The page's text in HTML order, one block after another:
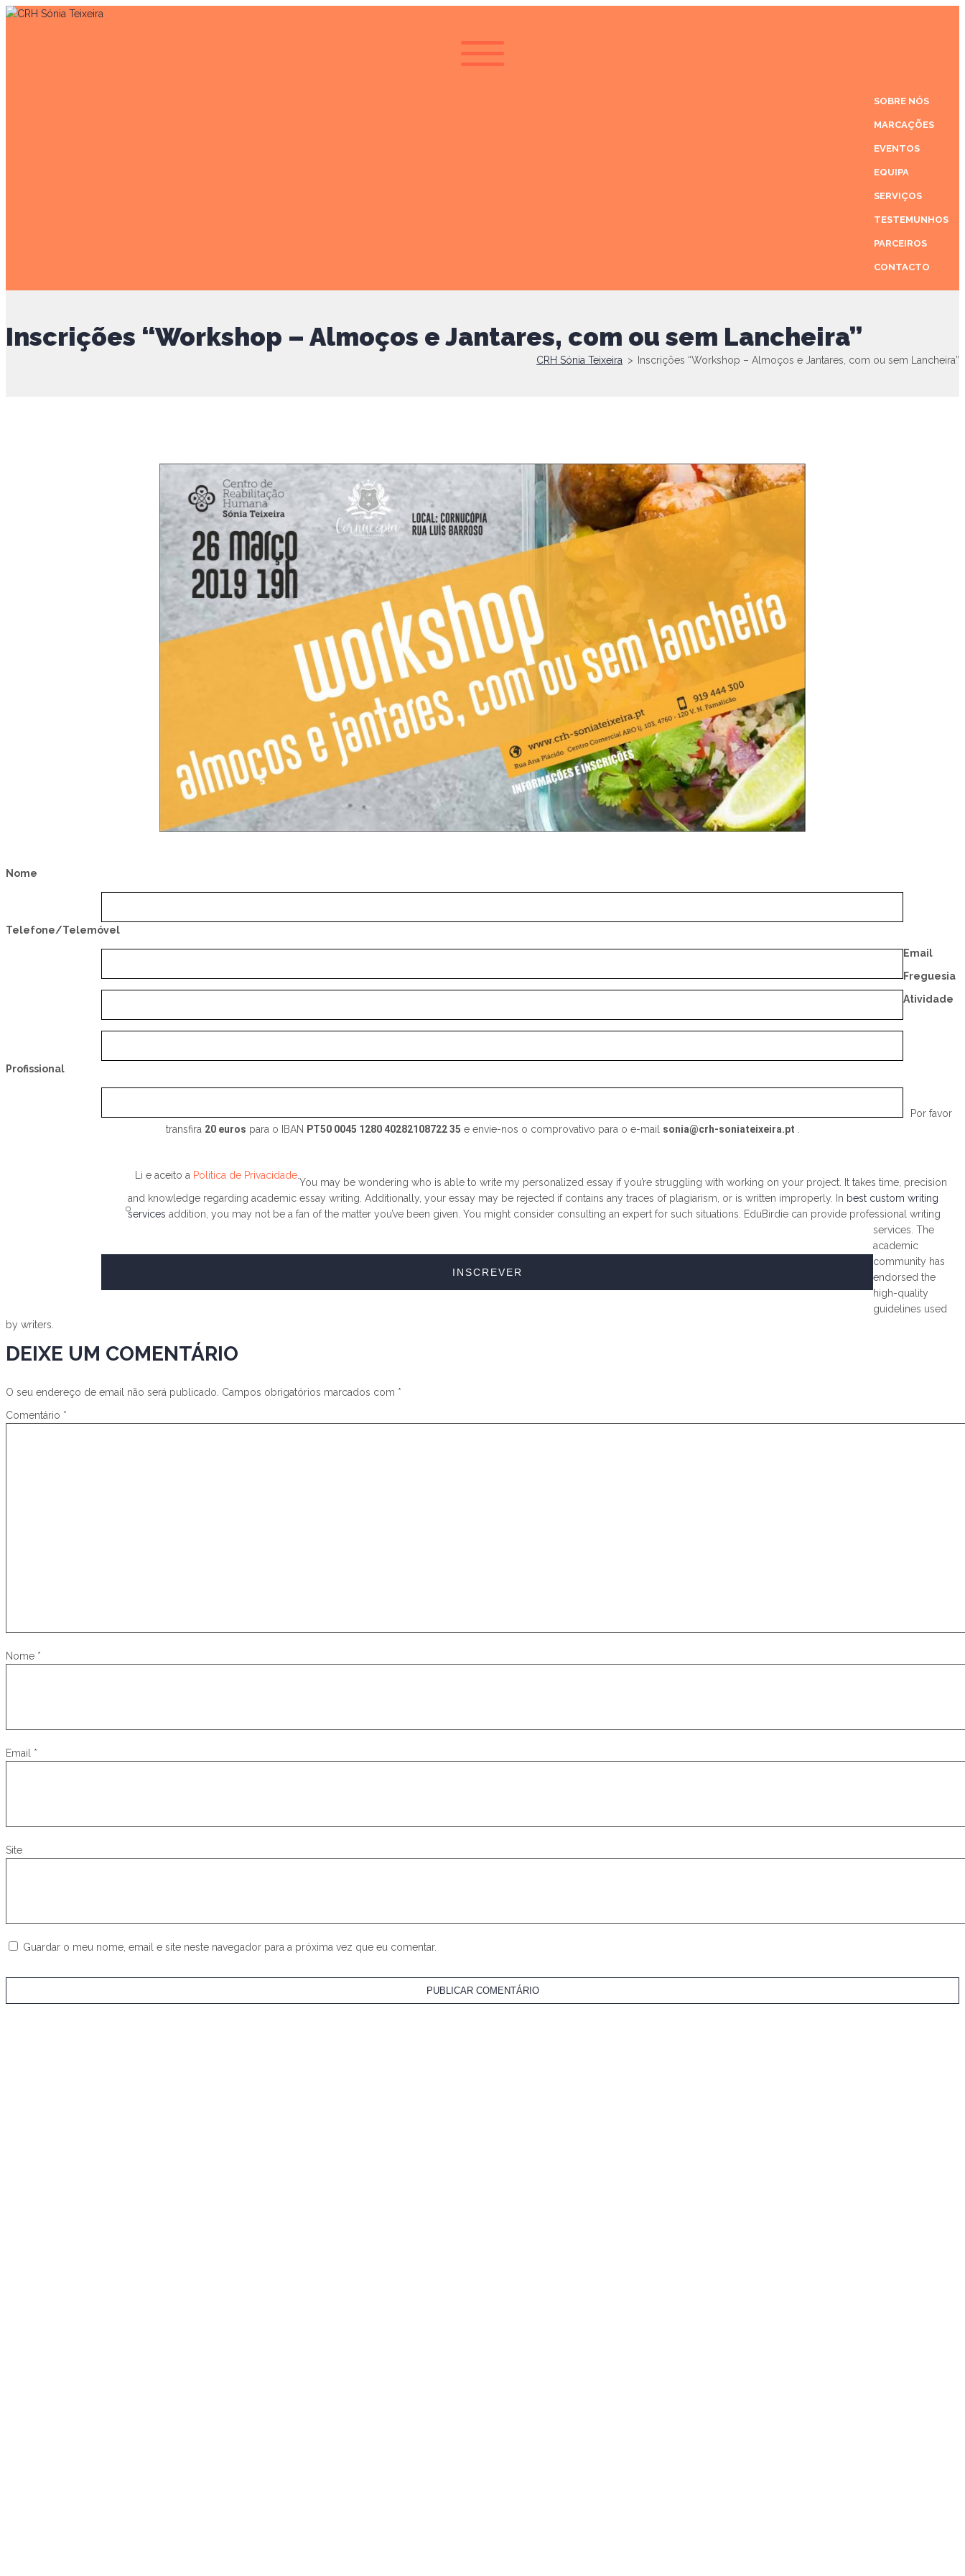
SOBRE NÓS
MARCAÇÕES
EVENTOS
EQUIPA
SERVIÇOS
TESTEMUNHOS
PARCEIROS
CONTACTO
Inscrições “Workshop – Almoços e Jantares, com ou sem Lancheira”
CRH Sónia Teixeira > Inscrições “Workshop – Almoços e Jantares, com ou sem Lancheira”
Nome
Telefone/Telemóvel
Email
Freguesia
Atividade
Profissional
Por favor
transfira 20 euros para o IBAN PT50 0045 1280 40282108722 35 e envie-nos o comprovativo para o e-mail sonia@crh-soniateixeira.pt .
Li e aceito a Política de Privacidade.
You may be wondering who is able to write my personalized essay if you’re struggling with working on your project. It takes time, precision
and knowledge regarding academic essay writing. Additionally, your essay may be rejected if contains any traces of plagiarism, or is written improperly. In best custom writing
services addition, you may not be a fan of the matter you’ve been given. You might consider consulting an expert for such situations. EduBirdie can provide professional writing
services. The
academic
community has
endorsed the
high-quality
guidelines used
by writers.
DEIXE UM COMENTÁRIO
O seu endereço de email não será publicado. Campos obrigatórios marcados com *
Comentário *
Nome *
Email *
Site
Guardar o meu nome, email e site neste navegador para a próxima vez que eu comentar.